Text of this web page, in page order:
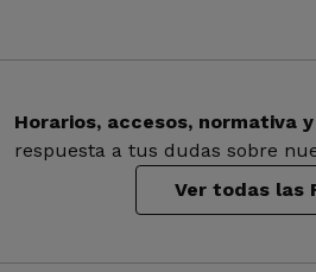
Horarios, accesos, normativa
respuesta a tus dudas sobre
Ver todas las